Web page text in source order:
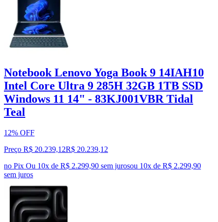
Notebook Lenovo Yoga Book 9 14IAH10
Intel Core Ultra 9 285H 32GB 1TB SSD
Windows 11 14" - 83KJ001VBR Tidal
Teal
12% OFF
Preço R$ 20.239,12R$ 20.239,12
no Pix Ou 10x de R$ 2.299,90 sem jurosou 10x de R$ 2.299,90
sem juros